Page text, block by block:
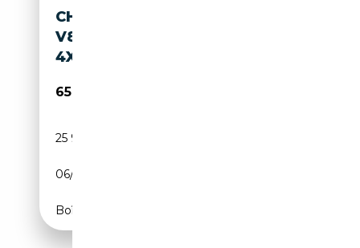
CHEVROLET SUBURBAN 5.3L
V8 PREMIER
4X4*LED*PANODACH
65 950€
25 968 km
06/2021
Boîte automatique